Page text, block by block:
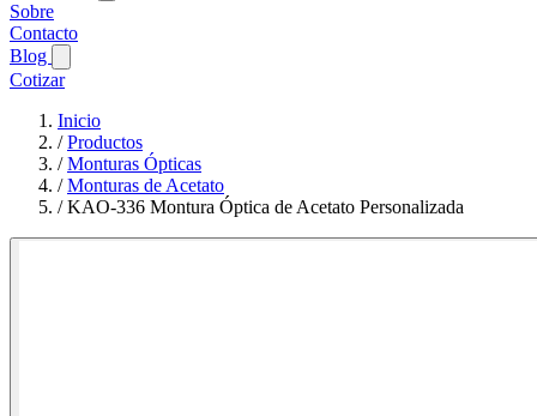
Sobre
Contacto
Blog
Cotizar
Inicio
/Productos
/Monturas Ópticas
/Monturas de Acetato
/KAO-336 Montura Óptica de Acetato Personalizada